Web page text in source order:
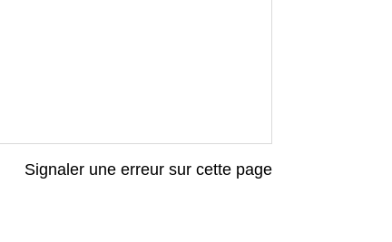
Signaler une erreur sur cette page